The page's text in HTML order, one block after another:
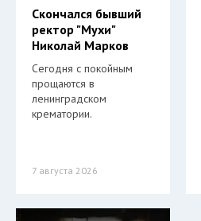
Скончался бывший
ректор "Мухи"
Николай Марков
Сегодня с покойным
прощаются в
ленинградском
крематории.
7 августа 2026